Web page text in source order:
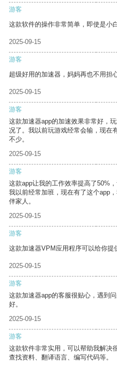
游客
这款软件的操作非常简单，即使是小
2025-09-15
游客
超级好用的加速器，妈妈再也不用担
2025-09-15
游客
这款加速器app的加速效果非常好，
况了。我以前玩游戏经常会输，现在
不少。
2025-09-15
游客
这款app让我的工作效率提高了50%
我以前经常加班，现在有了这个app
伴家人。
2025-09-15
游客
这款加速器VPM应用程序可以给你提
2025-09-15
游客
这款加速器app的客服很贴心，遇到
好。
2025-09-15
游客
这款软件非常实用，可以帮助我解决
查找资料、翻译语言、编写代码等。